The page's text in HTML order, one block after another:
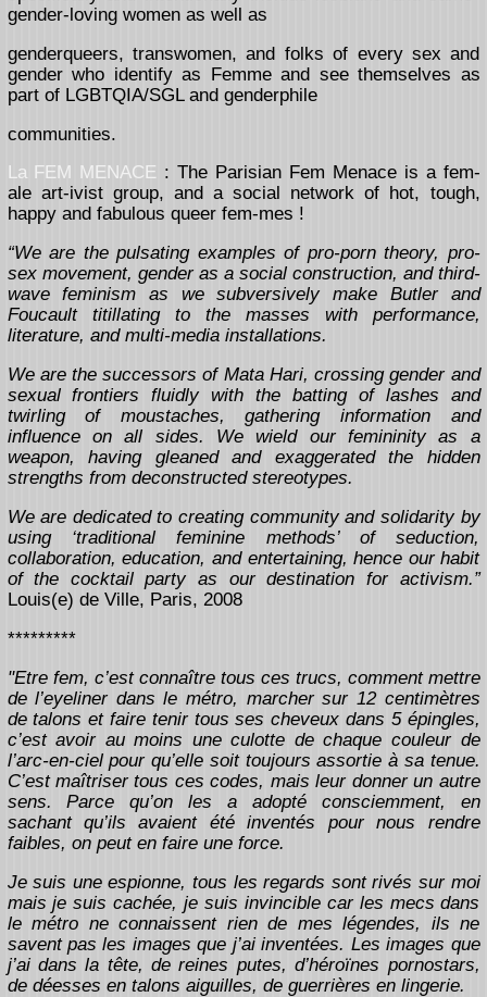
gender-loving women as well as
genderqueers, transwomen, and folks of every sex and
gender who identify as Femme and see themselves as
part of LGBTQIA/SGL and genderphile
communities.
La FEM MENACE : The Parisian Fem Menace is a fem-
ale art-ivist group, and a social network of hot, tough,
happy and fabulous queer fem-mes !
“We are the pulsating examples of pro-porn theory, pro-
sex movement, gender as a social construction, and third-
wave feminism as we subversively make Butler and
Foucault titillating to the masses with performance,
literature, and multi-media installations.
We are the successors of Mata Hari, crossing gender and
sexual frontiers fluidly with the batting of lashes and
twirling of moustaches, gathering information and
influence on all sides. We wield our femininity as a
weapon, having gleaned and exaggerated the hidden
strengths from deconstructed stereotypes.
We are dedicated to creating community and solidarity by
using ‘traditional feminine methods’ of seduction,
collaboration, education, and entertaining, hence our habit
of the cocktail party as our destination for activism.”
Louis(e) de Ville, Paris, 2008
*********
"Etre fem, c’est connaître tous ces trucs, comment mettre
de l’eyeliner dans le métro, marcher sur 12 centimètres
de talons et faire tenir tous ses cheveux dans 5 épingles,
c’est avoir au moins une culotte de chaque couleur de
l’arc-en-ciel pour qu’elle soit toujours assortie à sa tenue.
C’est maîtriser tous ces codes, mais leur donner un autre
sens. Parce qu’on les a adopté consciemment, en
sachant qu’ils avaient été inventés pour nous rendre
faibles, on peut en faire une force.
Je suis une espionne, tous les regards sont rivés sur moi
mais je suis cachée, je suis invincible car les mecs dans
le métro ne connaissent rien de mes légendes, ils ne
savent pas les images que j’ai inventées. Les images que
j’ai dans la tête, de reines putes, d’héroïnes pornostars,
de déesses en talons aiguilles, de guerrières en lingerie.